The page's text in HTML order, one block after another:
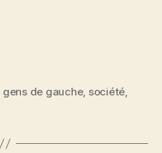
rt
g
gens de gauche, société,